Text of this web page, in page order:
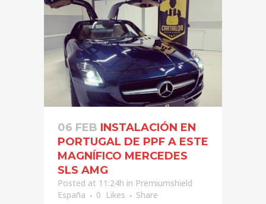
06 FEB INSTALACIÓN EN
PORTUGAL DE PPF A ESTE
MAGNÍFICO MERCEDES
SLS AMG
Posted at 11:24h in Premiumshield
España
0 Likes
Share